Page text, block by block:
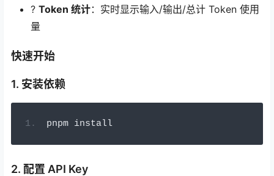
? Token 统计：实时显示输入/输出/总计 Token 使用
量
快速开始
1. 安装依赖
pnpm install
2. 配置 API Key